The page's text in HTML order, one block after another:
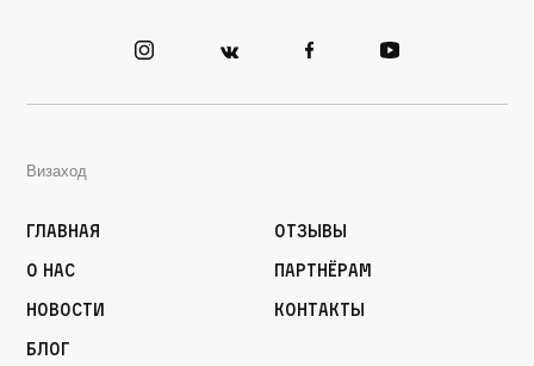
Визаход
Главная
О нас
Новости
Блог
Отзывы
Партнёрам
Контакты